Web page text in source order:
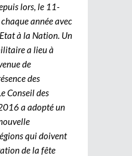
lors, le 11-
année avec
à la Nation. Un
a lieu à
de
des
Conseil des
a adopté un
qui doivent
de la fête